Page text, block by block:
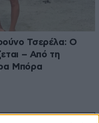
Τσερέλα: Ο
– Από τη
Μπόρα